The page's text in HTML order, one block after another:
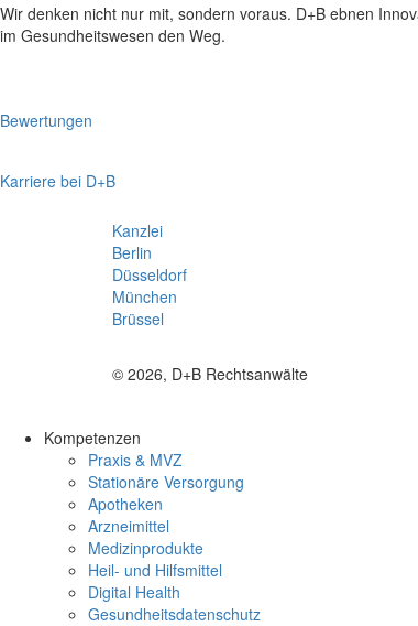
Wir denken nicht nur mit, sondern voraus. D+B ebnen
im Gesundheitswesen den Weg.
Bewertungen
Karriere bei D+B
Kanzlei
Berlin
Düsseldorf
München
Brüssel
© 2026, D+B Rechtsanwälte
Kompetenzen
Praxis & MVZ
Stationäre Versorgung
Apotheken
Arzneimittel
Medizinprodukte
Heil- und Hilfsmittel
Digital Health
Gesundheitsdatenschutz